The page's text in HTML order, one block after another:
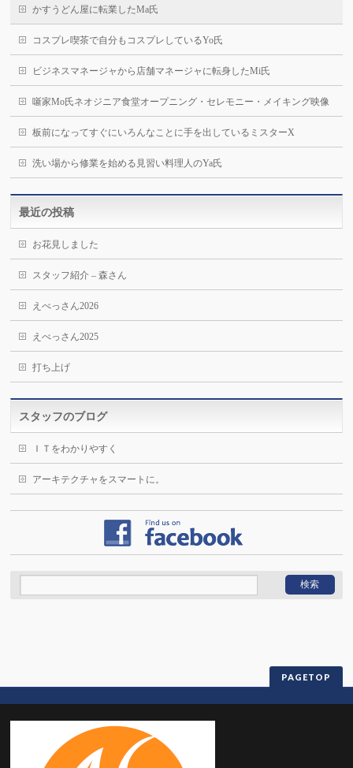
かすうどん屋に転業したMa氏
コスプレ喫茶で自分もコスプレしているYo氏
ビジネスマネージャから店舗マネージャに転身したMi氏
噺家Mo氏ネオジニア食堂オープニング・セレモニー・メイキング映像
板前になってすぐにいろんなことに手を出しているミスターX
洗い場から修業を始める見習い料理人のYa氏
最近の投稿
お花見しました
スタッフ紹介 – 森さん
えべっさん2026
えべっさん2025
打ち上げ
スタッフのブログ
ＩＴをわかりやすく
アーキテクチャをスマートに。
PAGETOP